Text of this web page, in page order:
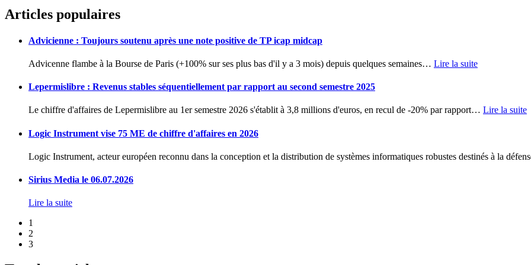
Articles populaires
Advicienne : Toujours soutenu après une note positive de TP icap midcap
Advicenne flambe à la Bourse de Paris (+100% sur ses plus bas d'il y a 3 mois) depuis quelques semaines… Lire la suite
Lepermislibre : Revenus stables séquentiellement par rapport au second semestre 2025
Le chiffre d'affaires de Lepermislibre au 1er semestre 2026 s'établit à 3,8 millions d'euros, en recul de -20% par rapport… Lire la suite
Logic Instrument vise 75 ME de chiffre d'affaires en 2026
Logic Instrument, acteur européen reconnu dans la conception et la distribution de systèmes informatiques robustes destinés à la
Sirius Media le 06.07.2026
Lire la suite
1
2
3